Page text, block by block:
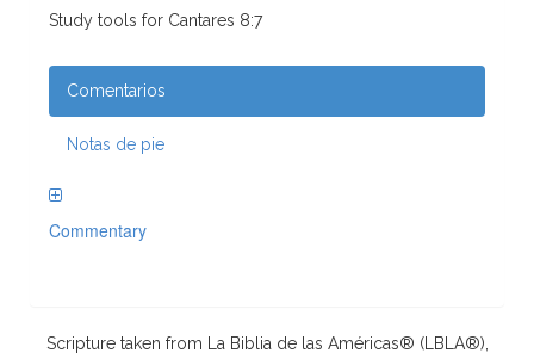
Study tools for Cantares 8:7
Comentarios
Notas de pie
Commentary
Scripture taken from La Biblia de las Américas® (LBLA®),